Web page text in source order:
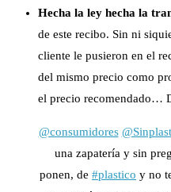
Hecha la ley hecha la
de este recibo. Sin ni
cliente le pusieron en el
del mismo precio como
el precio recomendado…
@consumidores
una zapatería y sin
ponen, de #plastico y no